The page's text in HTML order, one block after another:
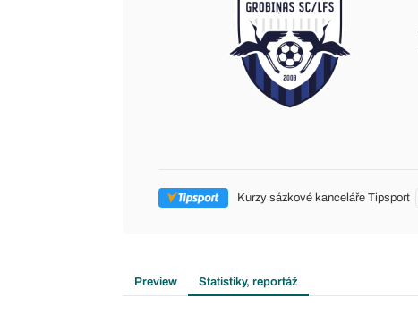
Kurzy sázkové kanceláře Tipsport
Preview Statistiky, reportáž